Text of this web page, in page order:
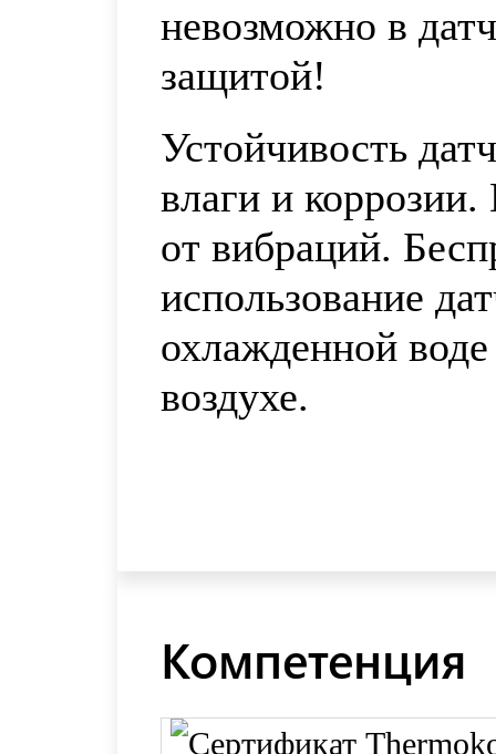
невозможно в
защитой!
Устойчивость
влаги и
от вибраций.
использование
охлажденной
воздухе.
Компетенция